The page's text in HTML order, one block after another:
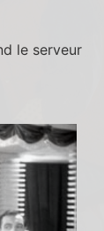
le serveur